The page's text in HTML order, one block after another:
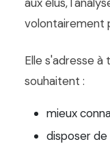
volontairement
Elle s'adresse
souhaitent :
mieux
disposer